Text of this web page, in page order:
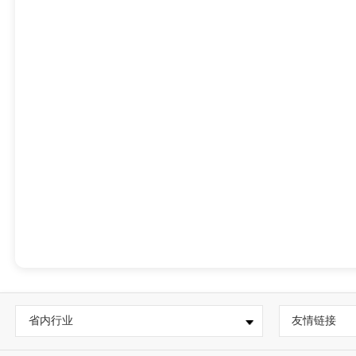
省内行业 友情链接